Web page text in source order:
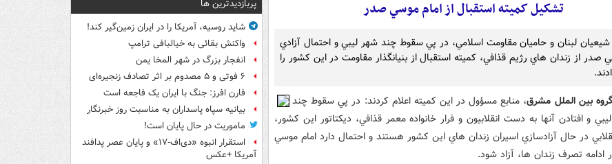
تشکيل کميته استقبال از امام موسي صدر
لبنان و حاميان مقاومت اسلامي، در پي سقوط چند شهر ليبي و احتمال آزادي
صدر از زندان هاي رژيم قذافي، کميته استقبال از بنيانگذار مقاومت در اين کشور را
بين الملل مشرق، منابع مسؤول در اين کميته اعلام کردند: در پي سقوط چند
و افتادن آنها به دست انقلابيون و فرار خانواده معمر قذافي، ديکتاتور اين کشور،
در حال آزادسازي اسيران زندان هاي اين کشور هستند و احتمال دارد امام موسي
ادامه تصرف زندان ها، آزاد شود.
پربازدیدترین ها
شاید روسیه، آمریکا را در ایران زمین‌گیر کند!
واکنش بقائی به خیالبافی ترامپ
انفجار بزرگ در شهر المخا یمن
۶ فوتی و ۵ مصدوم بر اثر تصادف زنجیره‌ای
فارن افرز: جنگ با ایران یک فاجعه است
بیانیه سپاه پاسداران به مناسبت روز خبرنگار
ماموریت در حال پایان است!
استقرار انبوه «دی‌اف‑۱۷» و پایان عصر پدافند
آمریکا +عکس